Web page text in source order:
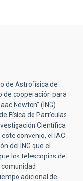
de Astrofísica de
de cooperación para
Newton” (ING)
Física de Partículas
Científica
convenio, el IAC
del ING que el
los telescopios del
comunidad
adicional de